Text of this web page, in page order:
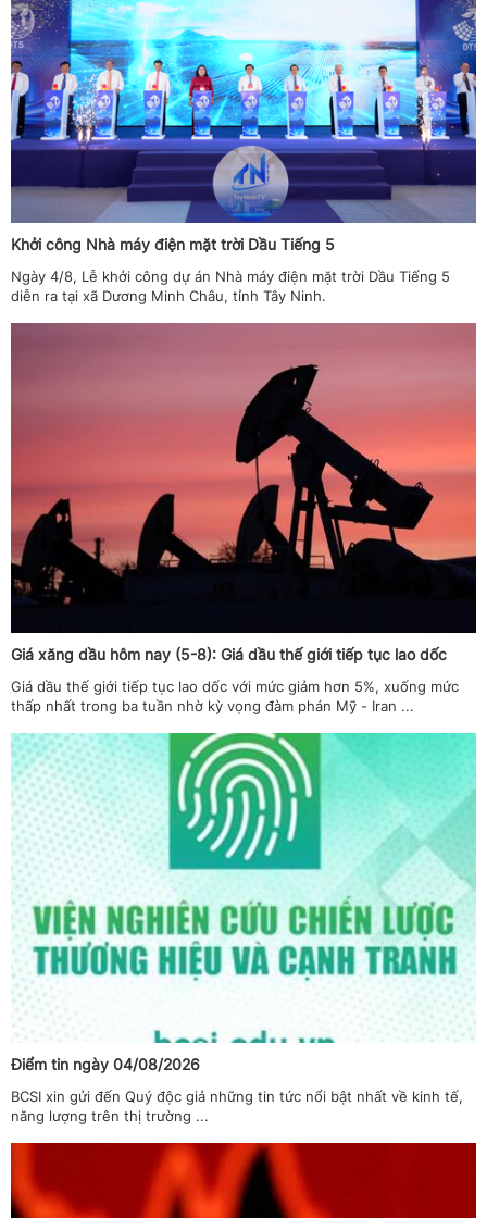
Khởi công Nhà máy điện mặt trời Dầu Tiếng 5
Ngày 4/8, Lễ khởi công dự án Nhà máy điện mặt trời Dầu Tiếng 5
diễn ra tại xã Dương Minh Châu, tỉnh Tây Ninh.
Giá xăng dầu hôm nay (5-8): Giá dầu thế giới tiếp tục lao dốc
Giá dầu thế giới tiếp tục lao dốc với mức giảm hơn 5%, xuống mức
thấp nhất trong ba tuần nhờ kỳ vọng đàm phán Mỹ - Iran ...
Điểm tin ngày 04/08/2026
BCSI xin gửi đến Quý độc giả những tin tức nổi bật nhất về kinh tế,
năng lượng trên thị trường ...